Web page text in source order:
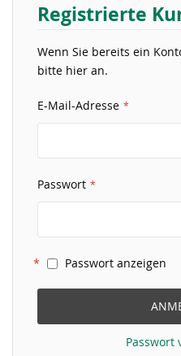
Registrierte
Wenn Sie bereits ein
bitte hier an.
E-Mail-Adresse
Passwort
Passwort anzeigen
Passwort